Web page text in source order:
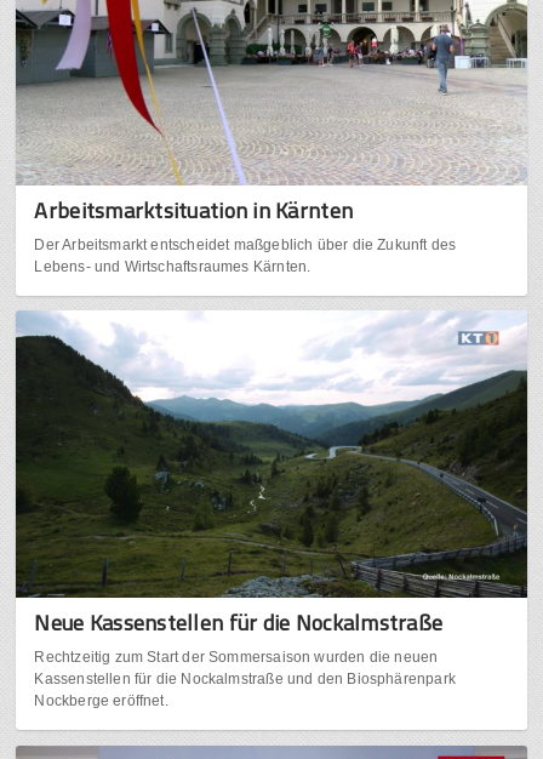
Arbeitsmarktsituation in Kärnten
Der Arbeitsmarkt entscheidet maßgeblich über die Zukunft des
Lebens- und Wirtschaftsraumes Kärnten.
Neue Kassenstellen für die Nockalmstraße
Rechtzeitig zum Start der Sommersaison wurden die neuen
Kassenstellen für die Nockalmstraße und den Biosphärenpark
Nockberge eröffnet.